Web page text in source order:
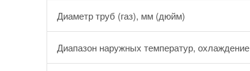
Диаметр труб (газ), мм (дюйм)
Диапазон наружных температур, охлаждение